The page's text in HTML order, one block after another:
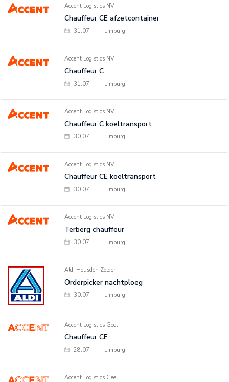
Accent Logistics NV
Chauffeur CE afzetcontainer
31.07 Limburg
Accent Logistics NV
Chauffeur C
31.07 Limburg
Accent Logistics NV
Chauffeur C koeltransport
30.07 Limburg
Accent Logistics NV
Chauffeur CE koeltransport
30.07 Limburg
Accent Logistics NV
Terberg chauffeur
30.07 Limburg
Aldi Heusden Zolder
Orderpicker nachtploeg
30.07 Limburg
Accent Logistics Geel
Chauffeur CE
28.07 Limburg
Accent Logistics Geel